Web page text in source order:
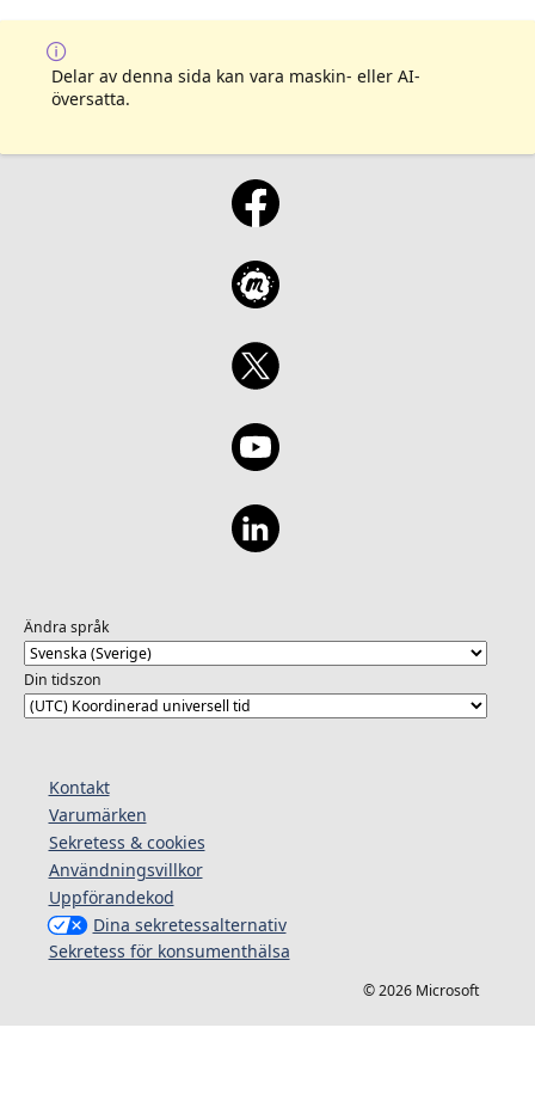
Delar av denna sida kan vara maskin- eller AI-
översatta.
Ändra språk
Din tidszon
Kontakt
Varumärken
Sekretess & cookies
Användningsvillkor
Uppförandekod
Dina sekretessalternativ
Sekretess för konsumenthälsa
© 2026 Microsoft